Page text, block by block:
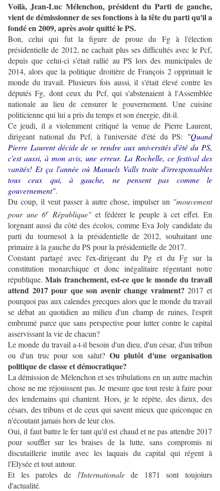
Voilà, Jean-Luc Mélenchon, président du Parti de gauche,
vient de démissionner de ses fonctions à la tête du parti qu'il a
fondé en 2009, après avoir quitté le PS.
Bon, celui qui fut la figure de proue du Fg à l'élection
présidentielle de 2012, ne cachait plus ses difficultés avec le Pcf,
depuis que celui-ci s'était rallié au PS lors des municipales de
2014, alors que la politique droitière de François 2 opprimait le
monde du travail. Plusieurs fois aussi, il s'était élevé contre les
députés Fg, dont ceux du Pcf, qui s'abstenaient à l'Assemblée
nationale au lieu de censurer le gouvernement. Une cuisine
politicienne qui lui a pris du temps et son énergie, dit-il.
Ce jeudi, il a violemment critiqué la venue de Pierre Laurent,
dirigeant national du Pcf, à l'université d'été du PS: "Quand
Pierre Laurent décide de se rendre aux universités d'été du PS,
c'est aussi, à mon avis, une erreur. La Rochelle, ce festival des
vanités! Et ça l'année où Manuels Valls traite d'irresponsables
tous ceux qui, à gauche, ne pensent pas comme le
gouvernement".
Du coup, il veut passer à autre chose, impulser un "mouvement
pour une 6eRépublique"et fédérer le peuple à cet effet. En
lorgnant aussi du côté des écolos, comme Eva Joly candidate du
parti du tournesol à la présidentielle de 2012, souhaitant une
primaire à la gauche du PS pour la présidentielle de 2017.
Constant partagé avec l'ex-dirigeant du Pg et du Fg sur la
constitution monarchique et donc inégalitaire régentant notre
république.Mais franchement, est-ce que le monde du travail
attend 2017 pour que son avenir change vraiment? 2017 et
pourquoi pas aux calendes grecques alors que le monde du travail
se débat au quotidien au milieu d'un champ de ruines, l'esprit
embrumé parce que sans perspective pour lutter contre le capital
asservissant la vie de chacun?
Le monde du travail a-t-il besoin d'un dieu, d'un césar, d'un tribun
ou d'un truc pour son salut? Ou plutôt d'une organisation
politique de classe et démocratique?
La démission de Mélenchon et ses tribulations en un autre machin
chose ne me réjouissent pas. Je mesure que tout reste à faire pour
des lendemains qui chantent. Hors, je le répète, des dieux, des
césars, des tribuns et de ceux qui savent mieux que quiconque en
n'écoutant jamais hors de leur clos.
Oui, il faut battre le fer tant qu'il est chaud et ne pas attendre 2017
pour souffler sur les braises de la lutte, sans compromis ni
discutaillerie inutile avec les laquais du capital qui régent à
l'Elysée et tout autour.
Et les paroles del'Internationalede 1871 sont toujoiurs
d'actualité.